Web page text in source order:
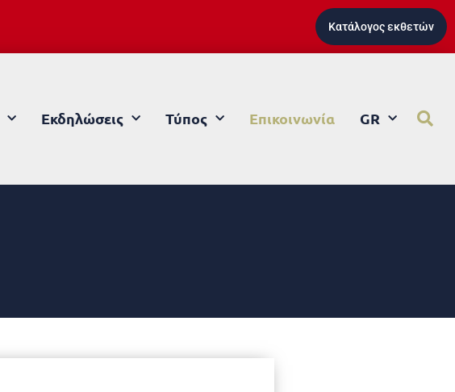
Κατάλογος εκθετών
Εκδηλώσεις Τύπος Επικοινωνία GR